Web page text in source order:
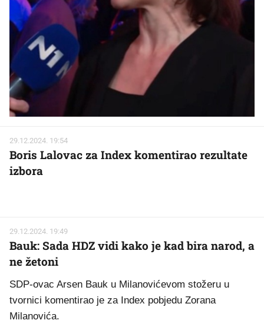
29.12.2024. 19:54
Boris Lalovac za Index komentirao rezultate
izbora
29.12.2024. 19:49
Bauk: Sada HDZ vidi kako je kad bira narod, a
ne žetoni
SDP-ovac Arsen Bauk u Milanovićevom stožeru u
tvornici komentirao je za Index pobjedu Zorana
Milanovića.